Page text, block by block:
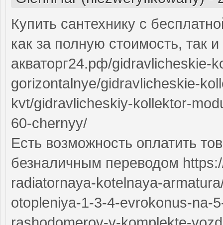
Купить сантехнику с
как за полную стоимость, так
акваторг24.рф/gidravlicheskie-
gorizontalnye/gidravlicheskie-
kvt/gidravlicheskiy-kollektor-
60-chernyy/
Есть возможность оплатить
безналичным переводом
radiatornaya-kotelnaya-
otopleniya-1-3-4-evrokonus-na-